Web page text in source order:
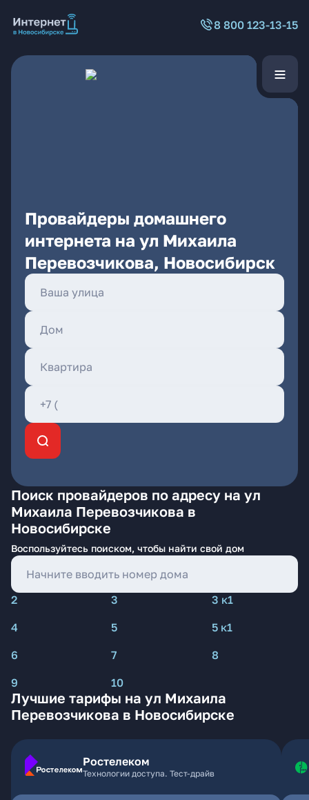
8 800 123-13-15
Провайдеры домашнего
интернета на ул Михаила
Перевозчикова, Новосибирск
Поиск провайдеров по адресу на ул
Михаила Перевозчикова в
Новосибирске
Воспользуйтесь поиском, чтобы найти свой дом
2 3
3 к1
4
5
5 к1
6
7
8
9
10
Лучшие тарифы на ул Михаила
Перевозчикова в Новосибирске
Ростелеком
Технологии доступа. Тест-драйв